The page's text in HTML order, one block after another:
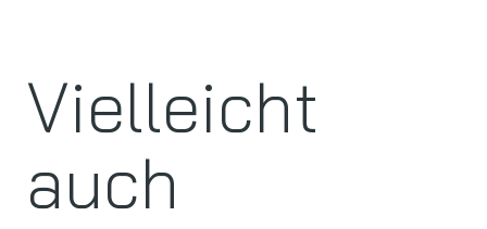
Vielleicht
auch